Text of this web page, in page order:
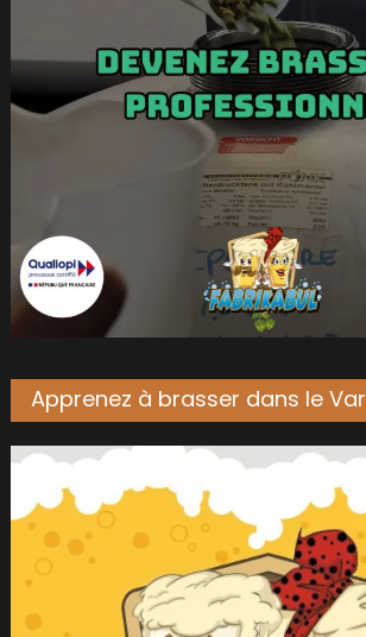
Apprenez à brasser dans le Var